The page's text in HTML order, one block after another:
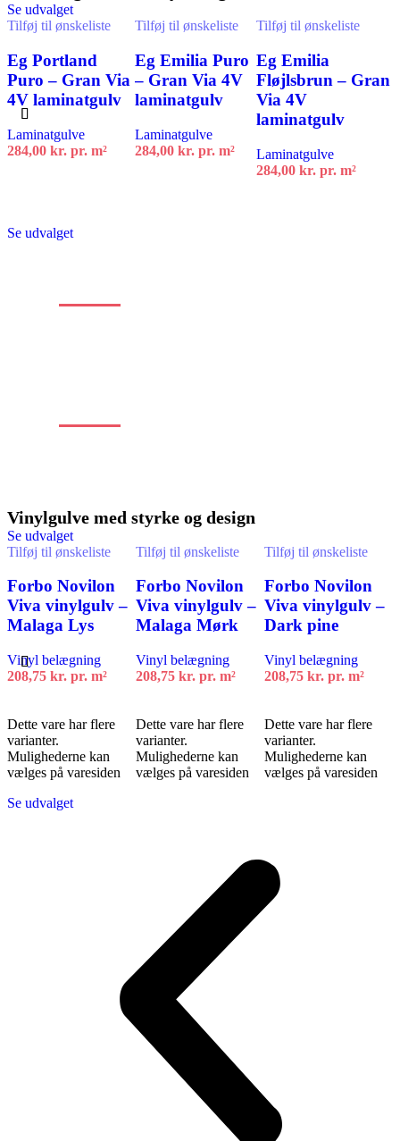
Se udvalget
Tilføj til ønskeliste
Eg Portland
Puro – Gran Via
4V laminatgulv
Laminatgulve
284,00 kr. pr. m²
Tilføj til ønskeliste
Eg Emilia Puro
– Gran Via 4V
laminatgulv
Laminatgulve
284,00kr. pr. m²
Tilføj til ønskeliste
Eg Emilia
Fløjlsbrun – Gran
Via 4V
laminatgulv
Laminatgulve
284,00kr. pr. m²
Se udvalget
Vinylgulve med styrke og design
Se udvalget
Tilføj til ønskeliste
Forbo Novilon
Viva vinylgulv –
Malaga Lys
Vinyl belægning
208,75 kr. pr. m²
Dette vare har flere
varianter.
Mulighederne kan
vælges på varesiden
Tilføj til ønskeliste
Forbo Novilon
Viva vinylgulv –
Malaga Mørk
Vinyl belægning
208,75 kr. pr. m²
Dette vare har flere
varianter.
Mulighederne kan
vælges på varesiden
Tilføj til ønskeliste
Forbo Novilon
Viva vinylgulv –
Dark pine
Vinyl belægning
208,75 kr. pr. m²
Dette vare har flere
varianter.
Mulighederne kan
vælges på varesiden
Se udvalget